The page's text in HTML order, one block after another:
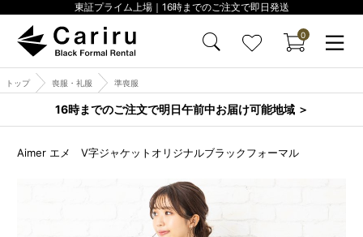
東証プライム上場｜16時までのご注文で即日発送
0
トップ 喪服・礼服 準喪服
16時までのご注文で明日午前中お届け可能地域 ＞
Aimer エメ V字ジャケットオリジナルブラックフォーマル